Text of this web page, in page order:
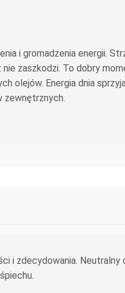
i gromadzenia energii.
zaszkodzi. To dobry
olejów. Energia dnia
zewnętrznych.
i zdecydowania.